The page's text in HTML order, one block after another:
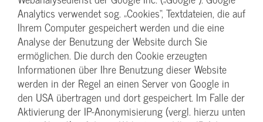
Analytics verwendet sog. „Cookies“, Textdateien, die auf
Ihrem Computer gespeichert werden und die eine
Analyse der Benutzung der Website durch Sie
ermöglichen. Die durch den Cookie erzeugten
Informationen über Ihre Benutzung dieser Website
werden in der Regel an einen Server von Google in
den USA übertragen und dort gespeichert. Im Falle der
Aktivierung der IP-Anonymisierung (vergl. hierzu unten